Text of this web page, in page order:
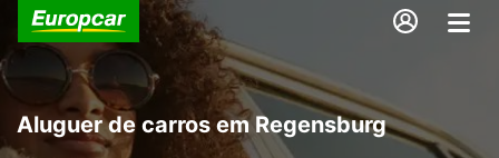
Aluguer de carros em Regensburg